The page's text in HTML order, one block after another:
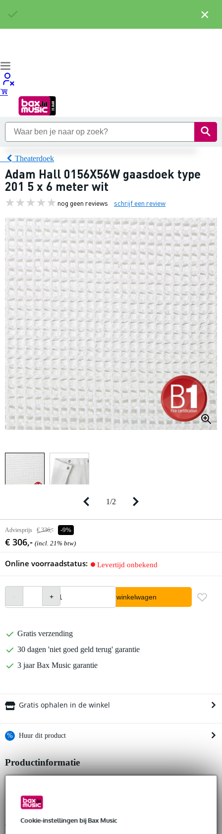
Cookie-instellingen bij Bax Music
Theaterdoek
Adam Hall 0156X56W gaasdoek type
201 5 x 6 meter wit
nog geen reviews schrijf een review
1/2
Adviesprijs € 336,- -9%
€ 306,- (incl. 21% btw)
Online voorraadstatus: Levertijd onbekend
In winkelwagen
Gratis verzending
30 dagen 'niet goed geld terug' garantie
3 jaar Bax Music garantie
Gratis ophalen in de winkel
% Huur dit product
Huur dit product al vanaf 22 euro per maand
Huur meerdere producten tegelijk: min. € 300,- en max.
Gratis
Al na 4 maanden maandelijks opzegbaar
Snelle vervanging door Bax Music bij een defect
Productinformatie
montageringen aan alle zijden met interval van 50 cm
Bekijk alle productspecificaties
×